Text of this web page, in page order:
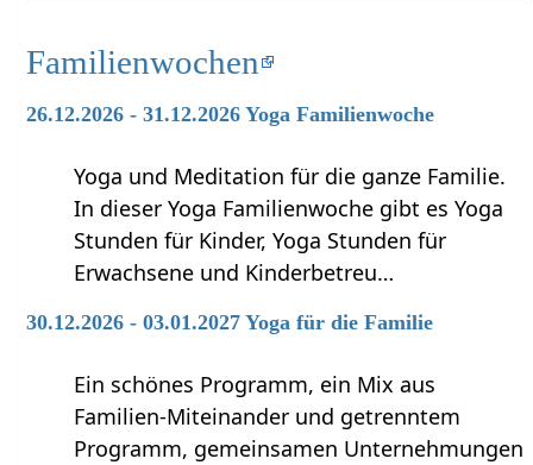
Familienwochen
26.12.2026 - 31.12.2026 Yoga Familienwoche
Yoga und Meditation für die ganze Familie.
In dieser Yoga Familienwoche gibt es Yoga
Stunden für Kinder, Yoga Stunden für
Erwachsene und Kinderbetreu…
30.12.2026 - 03.01.2027 Yoga für die Familie
Ein schönes Programm, ein Mix aus
Familien-Miteinander und getrenntem
Programm, gemeinsamen Unternehmungen